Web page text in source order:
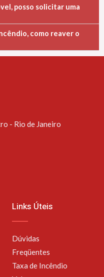
posso solicitar uma
como reaver o
Links Úteis
Dúvidas
Freqüentes
Taxa de Incêndio
- Rio de Janeiro